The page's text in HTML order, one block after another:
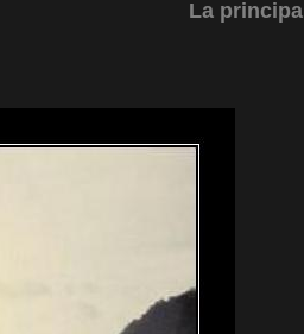
La principal